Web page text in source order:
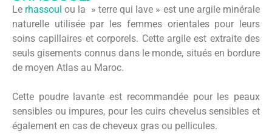
Le rhassoul ou la » terre qui lave » est une argile minérale
naturelle utilisée par les femmes orientales pour leurs
soins capillaires et corporels. Cette argile est extraite des
seuls gisements connus dans le monde, situés en bordure
de moyen Atlas au Maroc.
Cette poudre lavante est recommandée pour les peaux
sensibles ou impures, pour les cuirs chevelus sensibles et
également en cas de cheveux gras ou pellicules.